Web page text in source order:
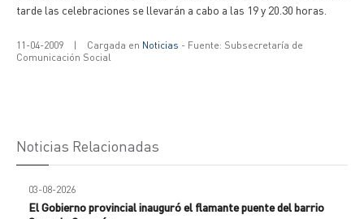
tarde las celebraciones se llevarán a cabo a las 19 y 20.30 horas.
11-04-2009 | Cargada en Noticias - Fuente: Subsecretaría de
Comunicación Social
Noticias Relacionadas
03-08-2026
El Gobierno provincial inauguró el flamante puente del barrio